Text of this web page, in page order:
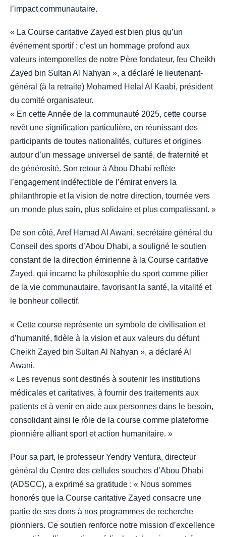
l’impact communautaire.
« La Course caritative Zayed est bien plus qu’un
événement sportif : c’est un hommage profond aux
valeurs intemporelles de notre Père fondateur, feu Cheikh
Zayed bin Sultan Al Nahyan », a déclaré le lieutenant-
général (à la retraite) Mohamed Helal Al Kaabi, président
du comité organisateur.
« En cette Année de la communauté 2025, cette course
revêt une signification particulière, en réunissant des
participants de toutes nationalités, cultures et origines
autour d’un message universel de santé, de fraternité et
de générosité. Son retour à Abou Dhabi reflète
l’engagement indéfectible de l’émirat envers la
philanthropie et la vision de notre direction, tournée vers
un monde plus sain, plus solidaire et plus compatissant. »
De son côté, Aref Hamad Al Awani, secrétaire général du
Conseil des sports d’Abou Dhabi, a souligné le soutien
constant de la direction émirienne à la Course caritative
Zayed, qui incarne la philosophie du sport comme pilier
de la vie communautaire, favorisant la santé, la vitalité et
le bonheur collectif.
« Cette course représente un symbole de civilisation et
d’humanité, fidèle à la vision et aux valeurs du défunt
Cheikh Zayed bin Sultan Al Nahyan », a déclaré Al
Awani.
« Les revenus sont destinés à soutenir les institutions
médicales et caritatives, à fournir des traitements aux
patients et à venir en aide aux personnes dans le besoin,
consolidant ainsi le rôle de la course comme plateforme
pionnière alliant sport et action humanitaire. »
Pour sa part, le professeur Yendry Ventura, directeur
général du Centre des cellules souches d’Abou Dhabi
(ADSCC), a exprimé sa gratitude : « Nous sommes
honorés que la Course caritative Zayed consacre une
partie de ses dons à nos programmes de recherche
pionniers. Ce soutien renforce notre mission d’excellence